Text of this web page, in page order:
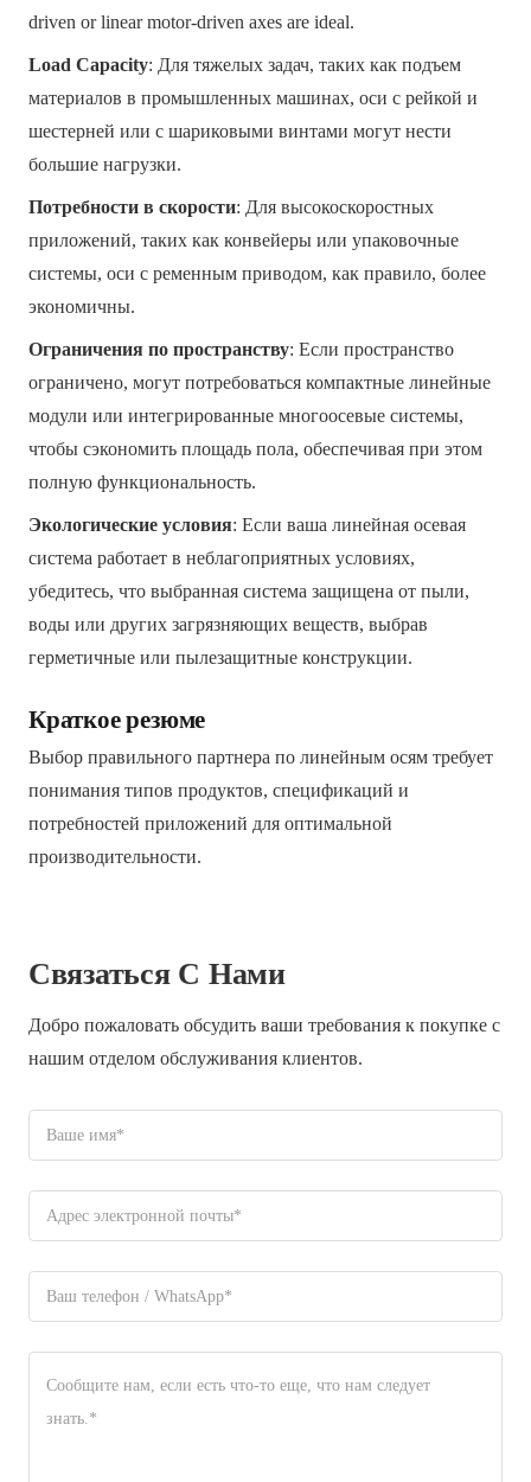
driven or linear motor-driven axes are ideal.
Load Capacity: Для тяжелых задач, таких как подъем
материалов в промышленных машинах, оси с рейкой и
шестерней или с шариковыми винтами могут нести
большие нагрузки.
Потребности в скорости: Для высокоскоростных
приложений, таких как конвейеры или упаковочные
системы, оси с ременным приводом, как правило, более
экономичны.
Ограничения по пространству: Если пространство
ограничено, могут потребоваться компактные линейные
модули или интегрированные многоосевые системы,
чтобы сэкономить площадь пола, обеспечивая при этом
полную функциональность.
Экологические условия: Если ваша линейная осевая
система работает в неблагоприятных условиях,
убедитесь, что выбранная система защищена от пыли,
воды или других загрязняющих веществ, выбрав
герметичные или пылезащитные конструкции.
Краткое резюме
Выбор правильного партнера по линейным осям требует
понимания типов продуктов, спецификаций и
потребностей приложений для оптимальной
производительности.
Связаться С Нами
Добро пожаловать обсудить ваши требования к покупке с
нашим отделом обслуживания клиентов.